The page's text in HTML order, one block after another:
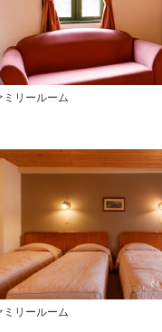
ミリールーム
ミリールーム